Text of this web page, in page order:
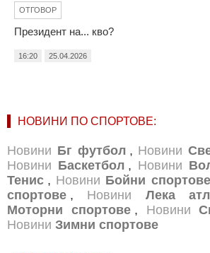
ОТГОВОР
Президент на... кво?
16:20 25.04.2026
НОВИНИ ПО СПОРТОВЕ:
Новини Бг футбол , Новини
Новини Баскетбол , Новини
Тенис , Новини Бойни спортове
спортове , Новини Лека
Моторни спортове , Новини
Новини Зимни спортове